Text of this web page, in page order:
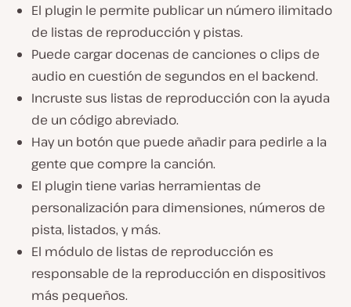
El plugin le permite publicar un número ilimitado
de listas de reproducción y pistas.
Puede cargar docenas de canciones o clips de
audio en cuestión de segundos en el backend.
Incruste sus listas de reproducción con la ayuda
de un código abreviado.
Hay un botón que puede añadir para pedirle a la
gente que compre la canción.
El plugin tiene varias herramientas de
personalización para dimensiones, números de
pista, listados, y más.
El módulo de listas de reproducción es
responsable de la reproducción en dispositivos
más pequeños.